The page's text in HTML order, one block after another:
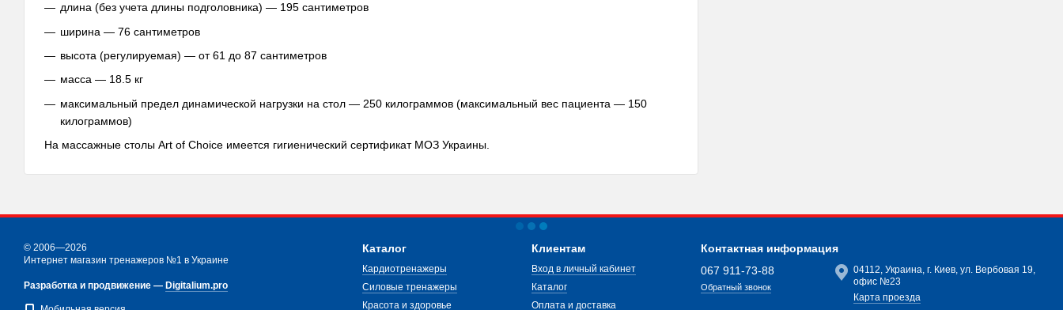
длина (без учета длины подголовника) — 195 сантиметров
ширина — 76 сантиметров
высота (регулируемая) — от 61 до 87 сантиметров
масса — 18.5 кг
максимальный предел динамической нагрузки на стол — 250 килограммов (максимальный вес пациента — 150
килограммов)
На массажные столы Art of Choice имеется гигиенический сертификат МОЗ Украины.
© 2006—2026
Интернет магазин тренажеров №1 в Украине
Разработка и продвижение — Digitalium.pro
Каталог
Кардиотренажеры
Силовые тренажеры
Красота и здоровье
Клиентам
Вход в личный кабинет
Каталог
Оплата и доставка
Контактная информация
067 911-73-88
Обратный звонок
04112, Украина, г. Киев, ул. Вербовая 19,
офис №23
Карта проезда